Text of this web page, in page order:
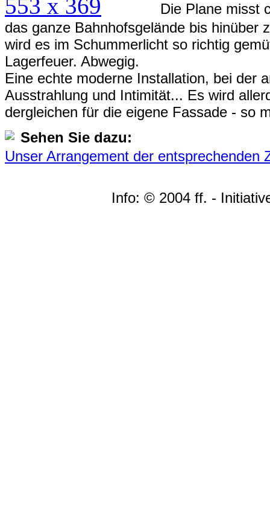
Die Plane misst
das ganze Bahnhofsgelände bis hinüber
wird es im Schummerlicht so richtig
Lagerfeuer. Abwegig.
Eine echte moderne Installation, bei der
Ausstrahlung und Intimität... Es wird
dergleichen für die eigene Fassade - so
Sehen Sie dazu:
Unser Arrangement der entsprechenden
Info: © 2004 ff. -